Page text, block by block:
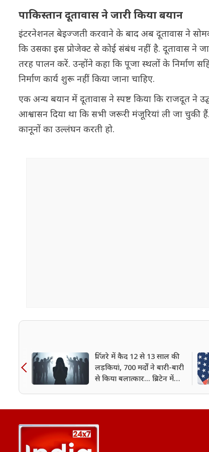
पाकिस्तान दूतावास ने जारी किया बयान
इंटरनेशनल बेइज्जती करवाने के बाद अब दूतावास ने
कि उसका इस प्रोजेक्ट से कोई संबंध नहीं है. दूतावास ने
तरह पालन करें. उन्होंने कहा कि पूजा स्थलों के निर्माण
निर्माण कार्य शुरू नहीं किया जाना चाहिए.
एक अन्य बयान में दूतावास ने स्पष्ट किया कि राजदूत ने
आश्वासन दिया था कि सभी जरूरी मंजूरियां ली जा चुकी
कानूनों का उल्लंघन करती हो.
पिंजरे में कैद 12 से 13 साल की
लड़कियां, 700 मर्दों ने बारी-बारी
से किया बलात्कार... ब्रिटेन में